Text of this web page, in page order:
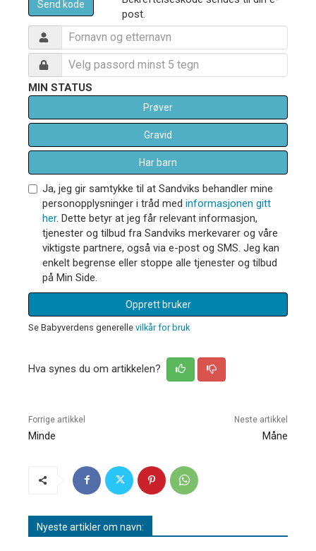
Send kode
post.
MIN STATUS
Prøver
Gravid
Har barn
Ja, jeg gir samtykke til at Sandviks behandler mine
personopplysninger i tråd med informasjonen gitt
her. Dette betyr at jeg får relevant informasjon,
tjenester og tilbud fra Sandviks merkevarer og våre
viktigste partnere, også via e-post og SMS. Jeg kan
enkelt begrense eller stoppe alle tjenester og tilbud
på Min Side.
Opprett bruker
Se Babyverdens generelle vilkår for bruk
Hva synes du om artikkelen?
Forrige artikkel
Minde
Neste artikkel
Måne
Nyeste artikler om navn: